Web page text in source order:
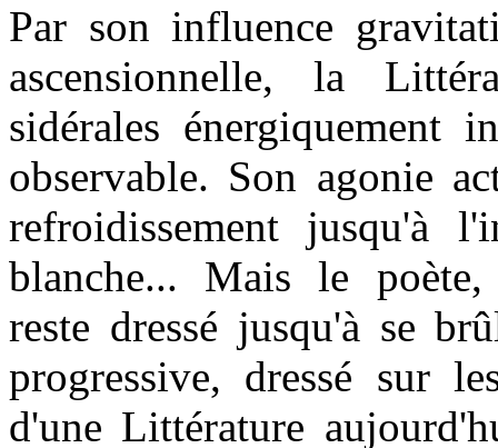
Par son influence
ascensionnelle, la
sidérales énergiquement
observable. Son agonie
refroidissement jusqu'à
blanche... Mais le poète,
reste dressé jusqu'à se
progressive, dressé sur
d'une Littérature